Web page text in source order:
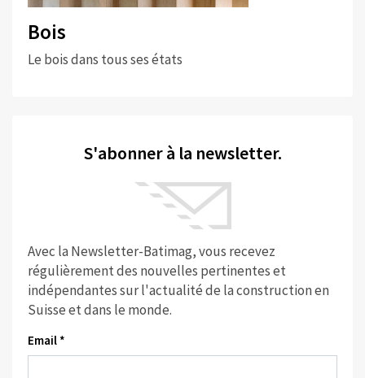
Bois
Le bois dans tous ses états
S'abonner à la newsletter.
Avec la Newsletter-Batimag, vous recevez
régulièrement des nouvelles pertinentes et
indépendantes sur l'actualité de la construction en
Suisse et dans le monde.
Email *